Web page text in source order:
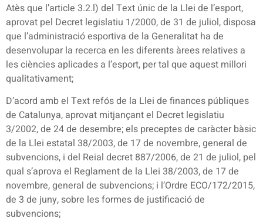
Atès que l’article 3.2.l) del Text únic de la Llei de l’esport,
aprovat pel Decret legislatiu 1/2000, de 31 de juliol, disposa
que l’administració esportiva de la Generalitat ha de
desenvolupar la recerca en les diferents àrees relatives a
les ciències aplicades a l’esport, per tal que aquest millori
qualitativament;
D’acord amb el Text refós de la Llei de finances públiques
de Catalunya, aprovat mitjançant el Decret legislatiu
3/2002, de 24 de desembre; els preceptes de caràcter bàsic
de la Llei estatal 38/2003, de 17 de novembre, general de
subvencions, i del Reial decret 887/2006, de 21 de juliol, pel
qual s’aprova el Reglament de la Llei 38/2003, de 17 de
novembre, general de subvencions; i l’Ordre ECO/172/2015,
de 3 de juny, sobre les formes de justificació de
subvencions;